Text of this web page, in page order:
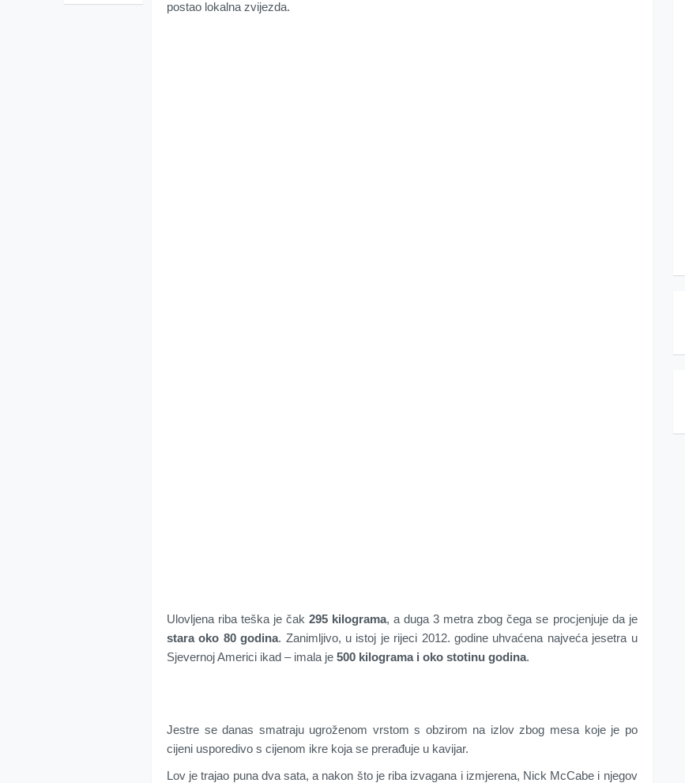
postao lokalna zvijezda.
Ulovljena riba teška je čak295 kilograma, a duga 3 metra zbog čega se procjenjuje da je
stara oko 80 godina. Zanimljivo, u istoj je rijeci 2012. godine uhvaćena najveća jesetra u
Sjevernoj Americi ikad – imala je 500 kilograma i oko stotinu godina.
Jestre se danas smatraju ugroženom vrstom s obzirom na izlov zbog mesa koje je po
cijeni usporedivo s cijenom ikre koja se prerađuje u kavijar.
Lov je trajao puna dva sata, a nakon što je riba izvagana i izmjerena, Nick McCabe i njegov